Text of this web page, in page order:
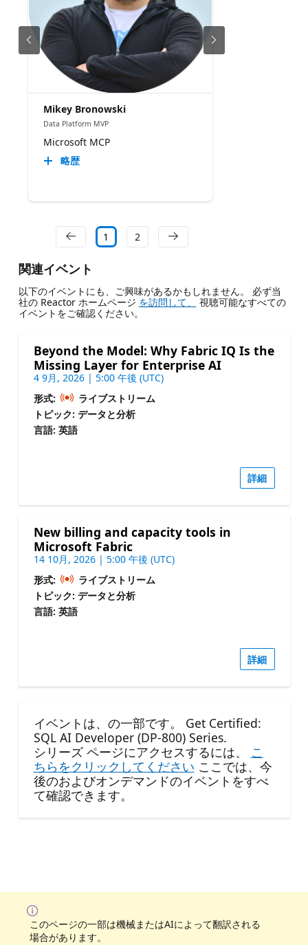
Mikey Bronowski
Data Platform MVP
Microsoft MCP
略歴
1 2
関連イベント
以下のイベントにも、ご興味があるかもしれません。 必ず当
社の Reactor ホームページ を訪問して、
視聴可能なすべての
イベントをご確認ください。
Beyond the Model: Why Fabric IQ Is the
Missing Layer for Enterprise AI
4 9月, 2026 | 5:00 午後 (UTC)
形式:
ライブストリーム
トピック: データと分析
言語: 英語
詳細
New billing and capacity tools in
Microsoft Fabric
14 10月, 2026 | 5:00 午後 (UTC)
形式:
ライブストリーム
トピック: データと分析
言語: 英語
詳細
イベントは、の一部です。 Get Certified:
SQL AI Developer (DP-800) Series.
シリーズ ページにアクセスするには、
こ
ちらをクリックしてください ここでは、今
後のおよびオンデマンドのイベントをすべ
て確認できます。
このページの一部は機械またはAIによって翻訳される
場合があります。